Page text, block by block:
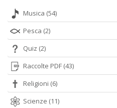
Musica (54)
Pesca (2)
Quiz (2)
Raccolte PDF (43)
Religioni (6)
Scienze (11)